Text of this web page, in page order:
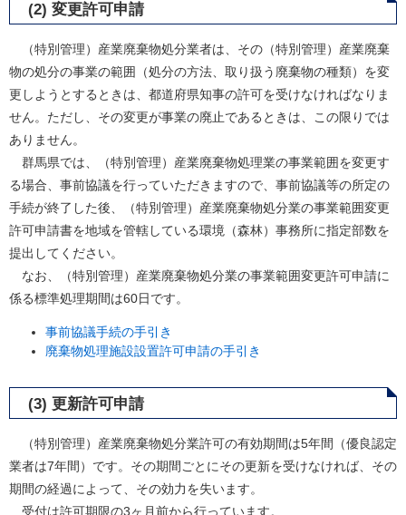
(2) 変更許可申請
（特別管理）産業廃棄物処分業者は、その（特別管理）産業廃棄
物の処分の事業の範囲（処分の方法、取り扱う廃棄物の種類）を変
更しようとするときは、都道府県知事の許可を受けなければなりま
せん。ただし、その変更が事業の廃止であるときは、この限りでは
ありません。
群馬県では、（特別管理）産業廃棄物処理業の事業範囲を変更す
る場合、事前協議を行っていただきますので、事前協議等の所定の
手続が終了した後、（特別管理）産業廃棄物処分業の事業範囲変更
許可申請書を地域を管轄している環境（森林）事務所に指定部数を
提出してください。
なお、（特別管理）産業廃棄物処分業の事業範囲変更許可申請に
係る標準処理期間は60日です。
事前協議手続の手引き
廃棄物処理施設設置許可申請の手引き
(3) 更新許可申請
（特別管理）産業廃棄物処分業許可の有効期間は5年間（優良認定
業者は7年間）です。その期間ごとにその更新を受けなければ、その
期間の経過によって、その効力を失います。
受付は許可期限の3ヶ月前から行っています。